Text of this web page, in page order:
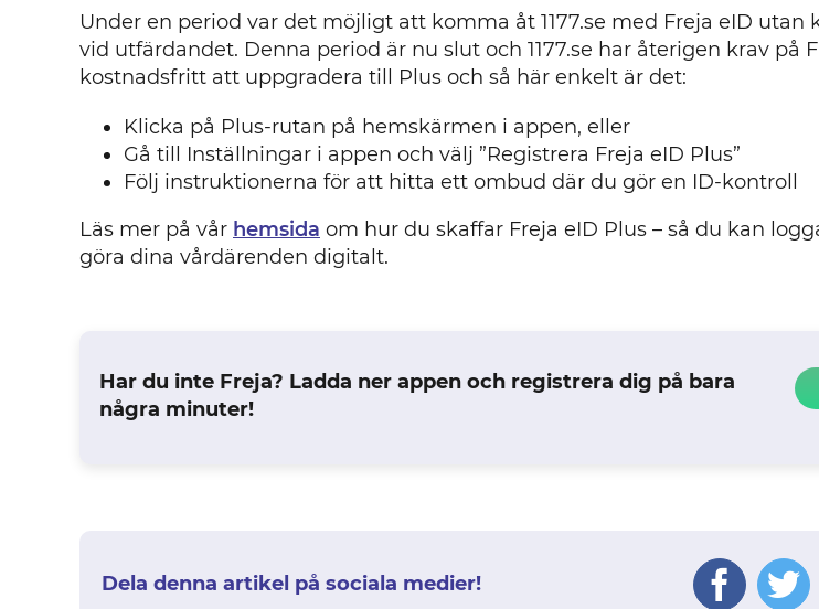
Under en period var det möjligt att komma åt 1177.se med Freja eID utan
vid utfärdandet. Denna period är nu slut och 1177.se har återigen krav på
kostnadsfritt att uppgradera till Plus och så här enkelt är det:
Klicka på Plus-rutan på hemskärmen i appen, eller
Gå till Inställningar i appen och välj ”Registrera Freja eID Plus”
Följ instruktionerna för att hitta ett ombud där du gör en ID-kontroll
Läs mer på vår hemsida om hur du skaffar Freja eID Plus – så du kan
göra dina vårdärenden digitalt.
Har du inte Freja? Ladda ner appen och registrera dig på bara
några minuter!
Dela denna artikel på sociala medier!